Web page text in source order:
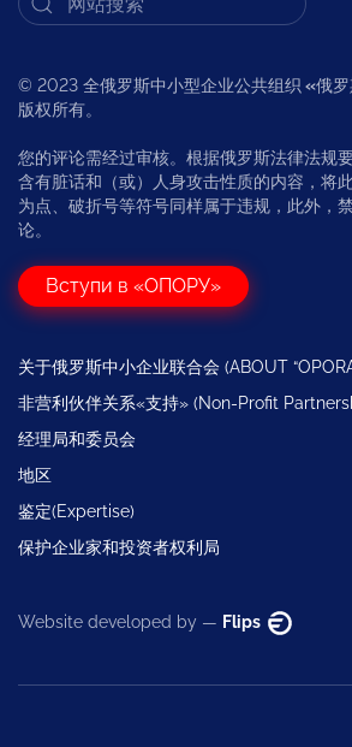
© 2023 全俄罗斯中小型企业公共组织 «俄
版权所有。
您的评论需经过审核。根据俄罗斯法律法规
含有脏话和（或）人身攻击性质的内容，将
为点、破折号等符号同样属于违规，此外，
论。
Вступи в «ОПОРУ»
关于俄罗斯中小企业联合会 (ABOUT
非营利伙伴关系«支持» (Non-Profit
经理局和委员会
地区
鉴定(Expertise)
保护企业家和投资者权利局
Website developed by — Flips